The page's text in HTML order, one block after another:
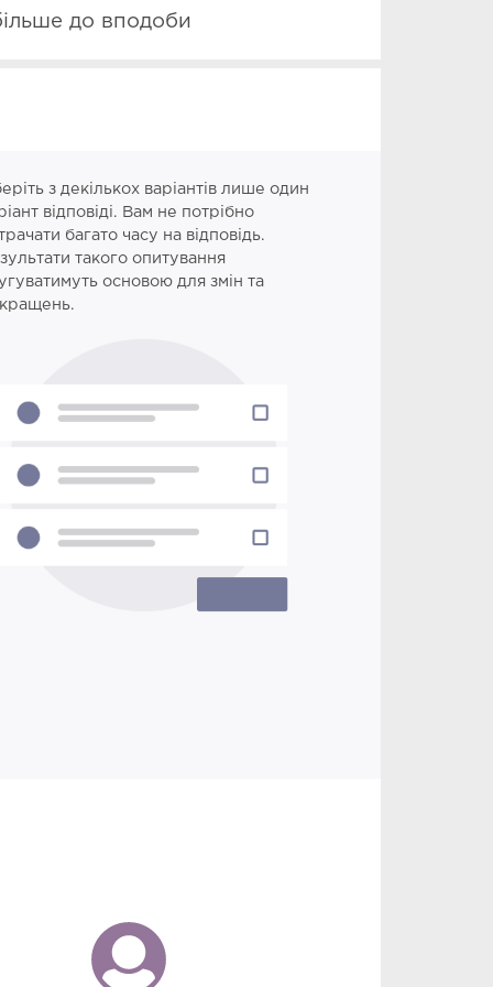
до вподоби
з декількох варіантів лише один
відповіді. Вам не потрібно
багато часу на відповідь.
такого опитування
основою для змін та